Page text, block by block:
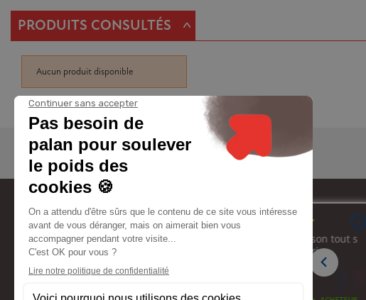
PRODUITS CONSULTÉS ^
Aucun produit disponible